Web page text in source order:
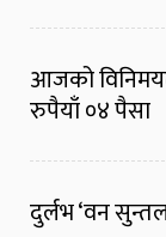
आजको
रुपैयाँ ०४ पैसा
दुर्लभ ‘वन